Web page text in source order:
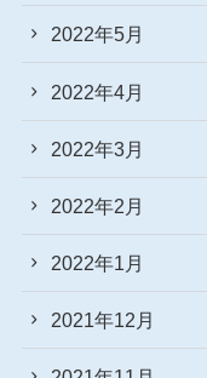
2022年5月
2022年4月
2022年3月
2022年2月
2022年1月
2021年12月